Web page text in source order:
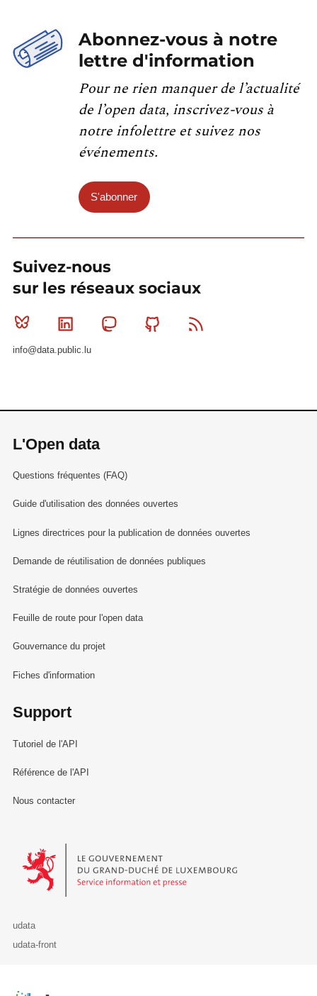
Abonnez-vous à notre
lettre d'information
Pour ne rien manquer de l’actualité
de l’open data, inscrivez-vous à
notre infolettre et suivez nos
événements.
S'abonner
Suivez-nous
sur les réseaux sociaux
Bluesky Linkedin MastodonGithub
info@data.public.lu
L'Open data
Questions fréquentes (FAQ)
Guide d'utilisation des données ouvertes
Lignes directrices pour la publication de données ouvertes
Demande de réutilisation de données publiques
Stratégie de données ouvertes
Feuille de route pour l'open data
Gouvernance du projet
Fiches d'information
Support
Tutoriel de l'API
Référence de l'API
Nous contacter
Le Gouvernement du Grand-Duché de Luxembourg - Service
udata
udata-front